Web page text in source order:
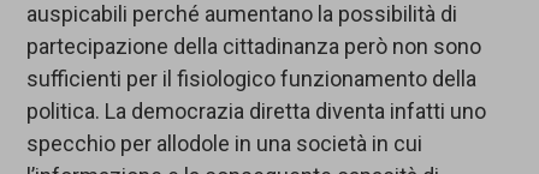
auspicabili perché aumentano la possibilità di
partecipazione della cittadinanza però non sono
sufficienti per il fisiologico funzionamento della
politica. La democrazia diretta diventa infatti uno
specchio per allodole in una società in cui